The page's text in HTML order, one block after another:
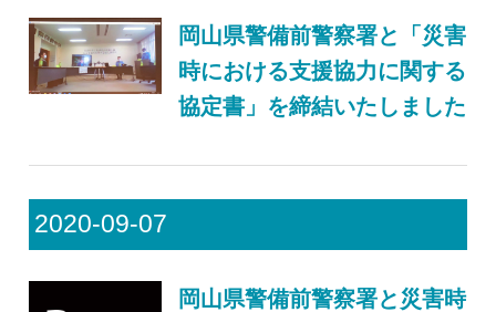
岡山県警備前警察署と「災害
時における支援協力に関する
協定書」を締結いたしました
2020-09-07
岡山県警備前警察署と災害時